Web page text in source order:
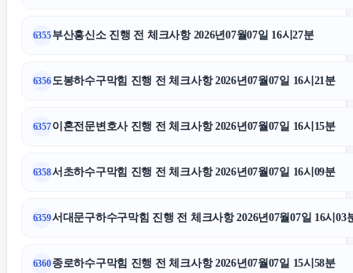
의정부형사변호사
이혼변호사
송파하수구막힘
용인이혼전문변호사
6355부산흥신소 진행 전 체크사항 2026년07월07일 16시27분
6356도봉하수구막힘 진행 전 체크사항 2026년07월07일 16시21분
6357이혼전문변호사 진행 전 체크사항 2026년07월07일 16시15분
6358서초하수구막힘 진행 전 체크사항 2026년07월07일 16시09분
6359서대문구하수구막힘 진행 전 체크사항 2026년07월07일 16시03
6360종로하수구막힘 진행 전 체크사항 2026년07월07일 15시58분